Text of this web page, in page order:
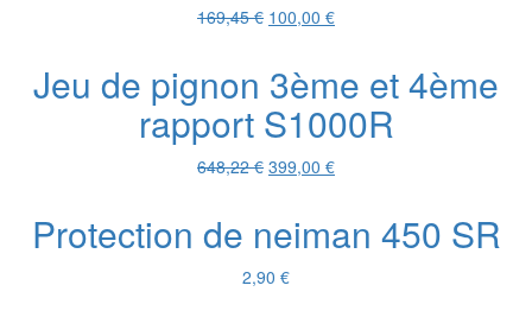
169,45€ Le
était :
169,45 €.
100,00 €Le
est :
100,00 €.
Jeu de pignon 3ème et 4ème
rapport S1000R
648,22€ Le
était :
399,00 €Le
est :
Protection de neiman 450 SR
2,90 €